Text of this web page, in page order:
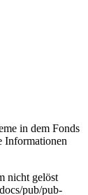
in dem Fonds
Informationen
nicht gelöst
pub/pub-